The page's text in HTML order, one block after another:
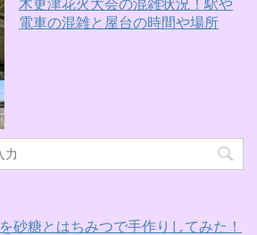
木更津花火大会の混雑状況！駅や
電車の混雑と屋台の時間や場所
砂糖とはちみつで手作りしてみた！